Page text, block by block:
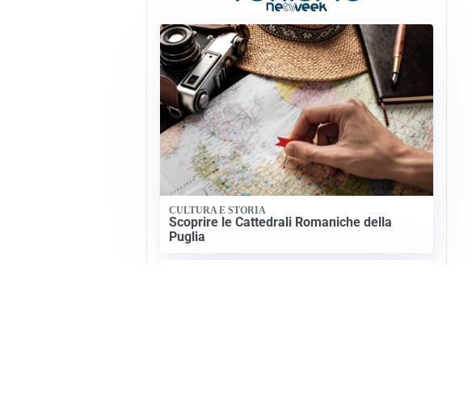
CULTURA E STORIA
Scoprire le Cattedrali Romaniche della
Puglia